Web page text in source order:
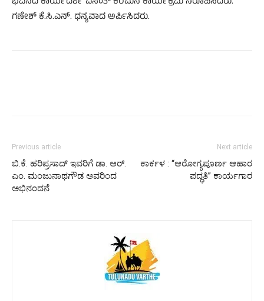
ಗಣೇಶ್ ಕೆ.ಸಿ.ಎನ್. ಧನ್ಯವಾದ ಅರ್ಪಿಸಿದರು.
Previous article
ಬಿ.ಕೆ. ಹರಿಪ್ರಸಾದ್ ಇವರಿಗೆ ಡಾ. ಆರ್.
ಎಂ. ಮಂಜುನಾಥಗೌಡ ಅವರಿಂದ
ಅಭಿನಂದನೆ
Next article
ಕಾರ್ಕಳ : “ಆರೋಗ್ಯಪೂರ್ಣ ಆಹಾರ
ಪದ್ಧತಿ” ಕಾರ್ಯಗಾರ